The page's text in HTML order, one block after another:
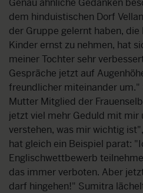
dem hinduistischen Dorf
der Gruppe gelernt haben,
Kinder ernst zu nehmen, hat
meiner Tochter sehr
Gespräche jetzt auf
freundlicher miteinander um."
Mutter Mitglied der
jetzt viel mehr Geduld mit mir
verstehen, was mir wichtig
hat gleich ein Beispiel parat:
Englischwettbewerb
das immer verboten. Aber
darf hingehen!" Sumitra